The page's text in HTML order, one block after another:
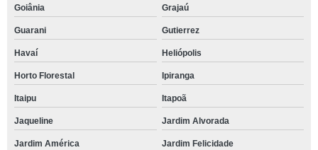
Goiânia Grajaú
Guarani Gutierrez
Havaí Heliópolis
Horto Florestal Ipiranga
Itaipu Itapoã
Jaqueline Jardim Alvorada
Jardim América Jardim Felicidade